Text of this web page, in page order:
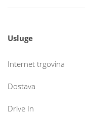
Usluge
Internet trgovina
Dostava
Drive In